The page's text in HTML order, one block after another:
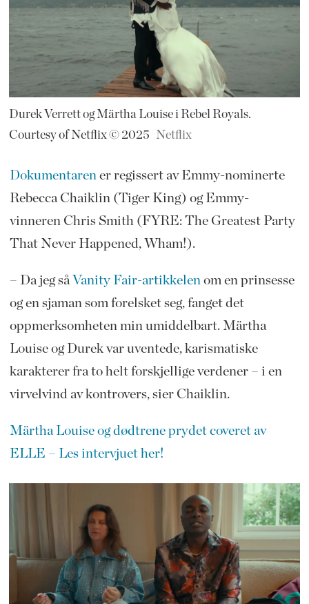
Durek Verrett og Märtha Louise i Rebel Royals.
Courtesy of Netflix © 2025
Netflix
Dokumentaren er regissert av Emmy-nominerte
Rebecca Chaiklin (Tiger King) og Emmy-
vinneren Chris Smith (FYRE: The Greatest Party
That Never Happened, Wham!).
– Da jeg så Vanity Fair-artikkelen om en prinsesse
og en sjaman som forelsket seg, fanget det
oppmerksomheten min umiddelbart. Märtha
Louise og Durek var uventede, karismatiske
karakterer fra to helt forskjellige verdener – i en
virvelvind av kontrovers, sier Chaiklin.
Märtha Louise og dødtrene prydet coveret av
ELLE – Les intervjuet her!